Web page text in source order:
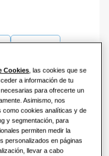
Cookies, las cookies que se
a información de tu
para ofrecerte un
Asimismo, nos
como cookies analíticas y de
y segmentación, para
permiten medir la
personalizados en páginas
llevar a cabo